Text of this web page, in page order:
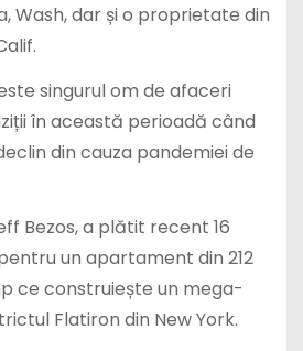
Wash, dar și o proprietate din
singurul om de afaceri
în această perioadă când
din cauza pandemiei de
Bezos, a plătit recent 16
un apartament din 212
ce construiește un mega-
Flatiron din New York.